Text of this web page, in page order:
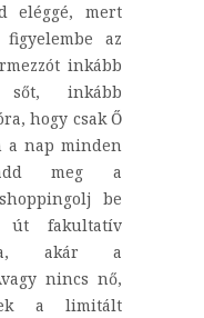
eléggé, mert
az
inkább
inkább
hogy csak Ő
a nap minden
meg a
be
fakultatív
akár a
nincs nő,
a limitált